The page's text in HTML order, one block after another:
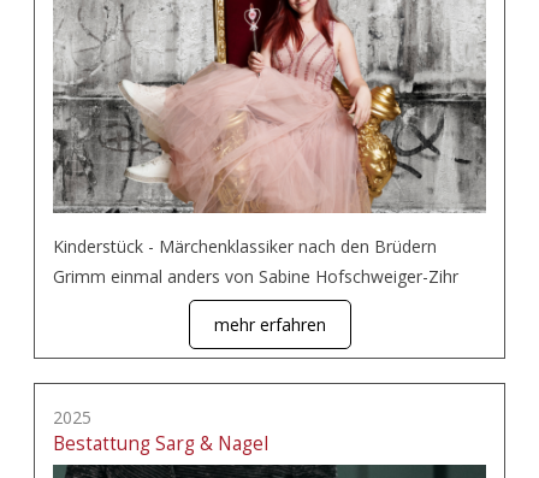
Kinderstück - Märchenklassiker nach den Brüdern
Grimm einmal anders von Sabine Hofschweiger-Zihr
mehr erfahren
2025
Bestattung Sarg & Nagel